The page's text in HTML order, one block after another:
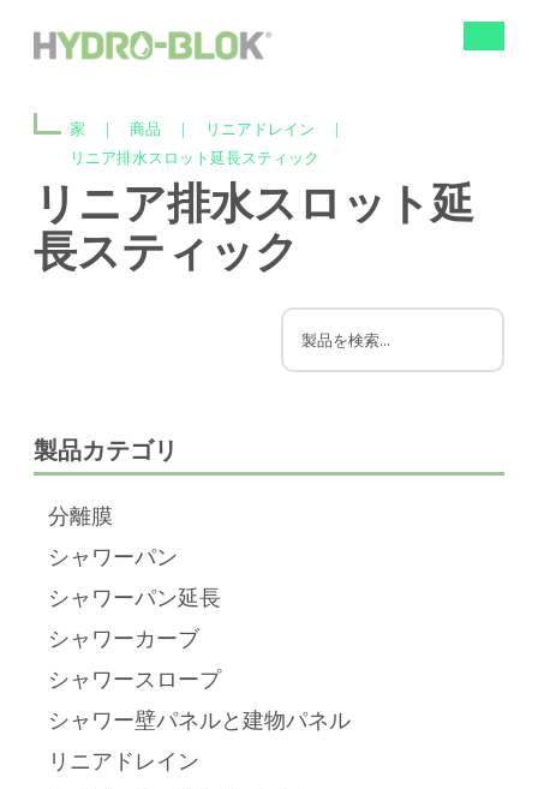
家 | 商品 | リニアドレイン
|
リニア排水スロット延長スティック
リニア排水スロット延
長スティック
製品カテゴリ
分離膜
シャワーパン
シャワーパン延長
シャワーカーブ
シャワースロープ
シャワー壁パネルと建物パネル
リニアドレイン